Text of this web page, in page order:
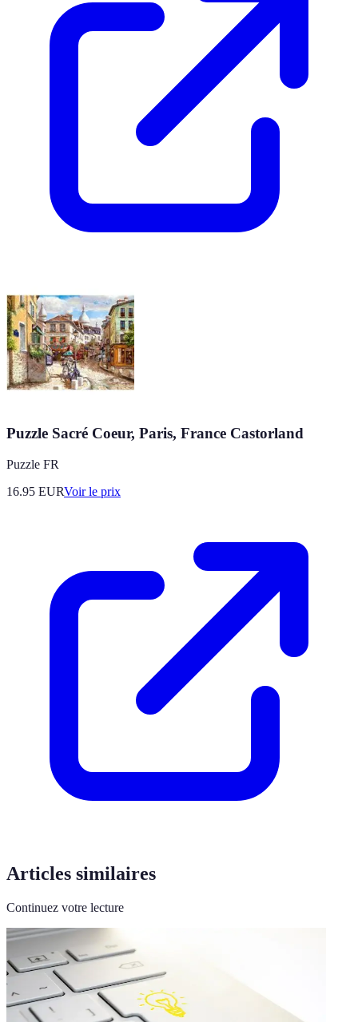
Puzzle Sacré Coeur, Paris, France Castorland
Puzzle FR
16.95 EURVoir le prix
Articles similaires
Continuez votre lecture